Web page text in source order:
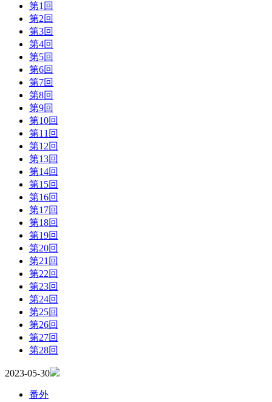
第1回
第2回
第3回
第4回
第5回
第6回
第7回
第8回
第9回
第10回
第11回
第12回
第13回
第14回
第15回
第16回
第17回
第18回
第19回
第20回
第21回
第22回
第23回
第24回
第25回
第26回
第27回
第28回
2023-05-30
番外